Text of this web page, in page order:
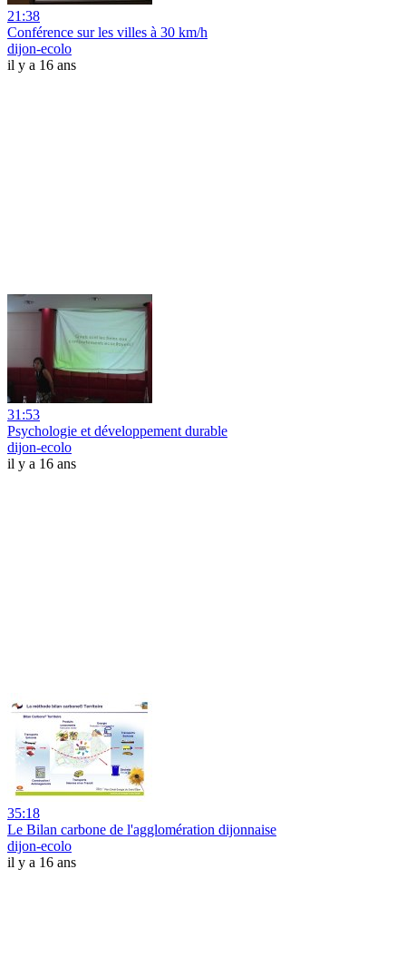
21:38
Conférence sur les villes à 30 km/h
dijon-ecolo
il y a 16 ans
31:53
Psychologie et développement durable
dijon-ecolo
il y a 16 ans
35:18
Le Bilan carbone de l'agglomération dijonnaise
dijon-ecolo
il y a 16 ans